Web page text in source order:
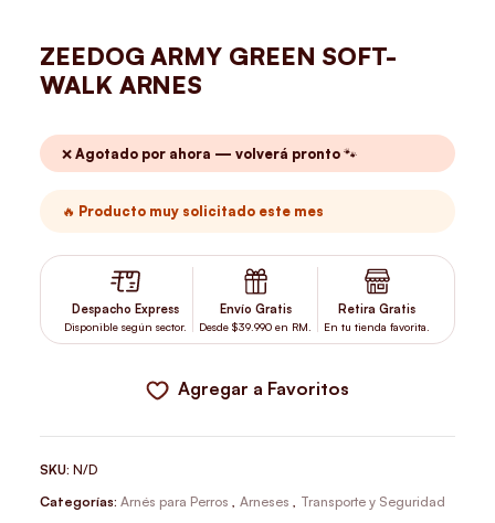
ZEEDOG ARMY GREEN SOFT-
WALK ARNES
❌ Agotado por ahora — volverá pronto 🐾
🔥 Producto muy solicitado este mes
Despacho Express
Disponible según sector.
Envío Gratis
Desde $39.990 en RM.
Retira Gratis
En tu tienda favorita.
Agregar a Favoritos
SKU:N/D
Categorías: Arnés para Perros Arneses
Transporte y Seguridad